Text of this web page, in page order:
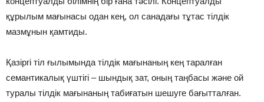
құрылым мағынасы одан кең, ол санадағы тұтас тілдік
мазмұнын қамтиды.
Қазіргі тіл ғылымында тілдік мағынаның кең таралған
семантикалық үштігі – шындық зат, оның таңбасы және ой
туралы тілдік мағынаның табиғатын шешуге бағытталған.